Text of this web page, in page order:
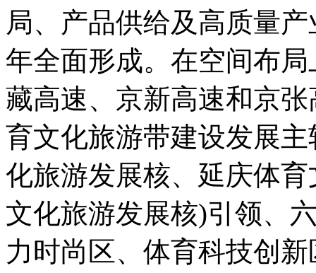
局、产品供给及高质量
年全面形成。在空间布
藏高速、京新高速和京
育文化旅游带建设发展
化旅游发展核、延庆体
文化旅游发展核)引领、
力时尚区、体育科技创